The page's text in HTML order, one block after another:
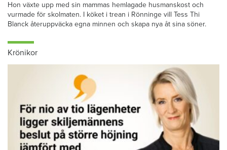
Hon växte upp med sin mammas hemlagade husmanskost och
vurmade för skolmaten. I köket i trean i Rönninge vill Tess Thi
Blanck återuppväcka egna minnen och skapa nya åt sina söner.
Krönikor